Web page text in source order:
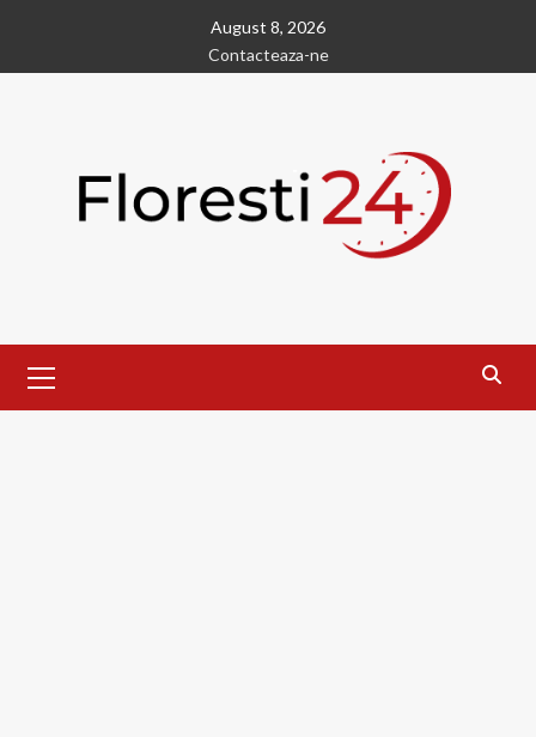
content
August 8, 2026
Contacteaza-ne
Menu